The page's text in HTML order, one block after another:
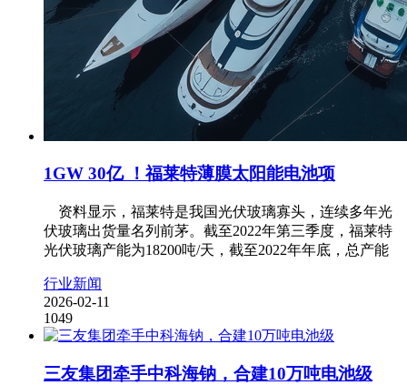
1GW 30亿 ！福莱特薄膜太阳能电池项
资料显示，福莱特是我国光伏玻璃寡头，连续多年光
伏玻璃出货量名列前茅。截至2022年第三季度，福莱特
光伏玻璃产能为18200吨/天，截至2022年年底，总产能
行业新闻
2026-02-11
1049
三友集团牵手中科海钠，合建10万吨电池级